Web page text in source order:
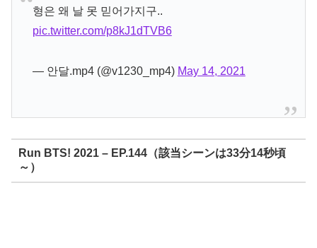
형은 왜 날 못 믿어가지구..
pic.twitter.com/p8kJ1dTVB6
— 안달.mp4 (@v1230_mp4) May 14, 2021
Run BTS! 2021 – EP.144（該当シーンは33分14秒頃
～）